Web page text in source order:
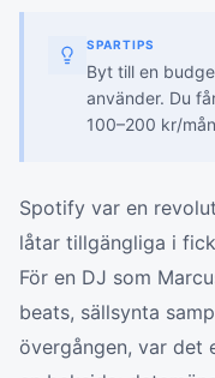
SPARTIPS
Byt till en
använder. Du
100–200 kr/
Spotify var en
låtar tillgängliga i
För en DJ som
beats, sällsynta
övergången, var det